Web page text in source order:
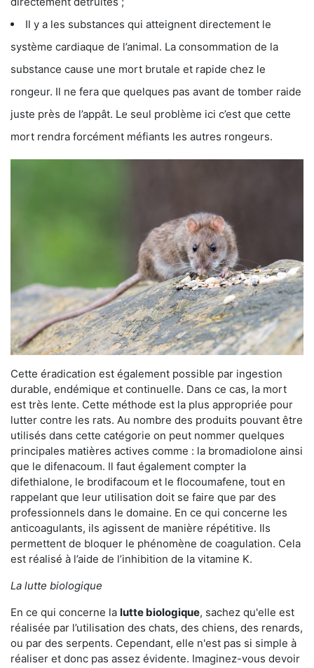
Il y a les substances qui atteignent directement le
système cardiaque de l’animal. La consommation de la
substance cause une mort brutale et rapide chez le
rongeur. Il ne fera que quelques pas avant de tomber raide
juste près de l’appât. Le seul problème ici c’est que cette
mort rendra forcément méfiants les autres rongeurs.
Cette éradication est également possible par ingestion
durable, endémique et continuelle. Dans ce cas, la mort
est très lente. Cette méthode est la plus appropriée pour
lutter contre les rats. Au nombre des produits pouvant être
utilisés dans cette catégorie on peut nommer quelques
principales matières actives comme : la bromadiolone ainsi
que le difenacoum. Il faut également compter la
difethialone, le brodifacoum et le flocoumafene, tout en
rappelant que leur utilisation doit se faire que par des
professionnels dans le domaine. En ce qui concerne les
anticoagulants, ils agissent de manière répétitive. Ils
permettent de bloquer le phénomène de coagulation. Cela
est réalisé à l’aide de l’inhibition de la vitamine K.
La lutte biologique
En ce qui concerne la lutte biologique, sachez qu'elle est
réalisée par l’utilisation des chats, des chiens, des renards,
ou par des serpents. Cependant, elle n'est pas si simple à
réaliser et donc pas assez évidente. Imaginez-vous devoir